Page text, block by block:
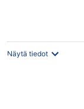
Näytä tiedot